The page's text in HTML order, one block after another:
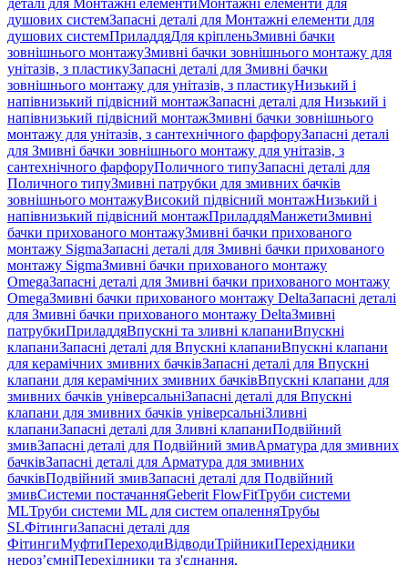
деталі для Монтажні елементиМонтажні елементи для
душових системЗапасні деталі для Монтажні елементи для
душових системПриладдяДля кріпленьЗмивні бачки
зовнішнього монтажуЗмивні бачки зовнішнього монтажу для
унітазів, з пластикуЗапасні деталі для Змивні бачки
зовнішнього монтажу для унітазів, з пластикуНизький і
напівнизький підвісний монтажЗапасні деталі для Низький і
напівнизький підвісний монтажЗмивні бачки зовнішнього
монтажу для унітазів, з сантехнічного фарфоруЗапасні деталі
для Змивні бачки зовнішнього монтажу для унітазів, з
сантехнічного фарфоруПоличного типуЗапасні деталі для
Поличного типуЗмивні патрубки для змивних бачків
зовнішнього монтажуВисокий підвісний монтажНизький і
напівнизький підвісний монтажПриладдяМанжетиЗмивні
бачки прихованого монтажуЗмивні бачки прихованого
монтажу SigmaЗапасні деталі для Змивні бачки прихованого
монтажу SigmaЗмивні бачки прихованого монтажу
OmegaЗапасні деталі для Змивні бачки прихованого монтажу
OmegaЗмивні бачки прихованого монтажу DeltaЗапасні деталі
для Змивні бачки прихованого монтажу DeltaЗмивні
патрубкиПриладдяВпускні та зливні клапаниВпускні
клапаниЗапасні деталі для Впускні клапаниВпускні клапани
для керамічних змивних бачківЗапасні деталі для Впускні
клапани для керамічних змивних бачківВпускні клапани для
змивних бачків універсальніЗапасні деталі для Впускні
клапани для змивних бачків універсальніЗливні
клапаниЗапасні деталі для Зливні клапаниПодвійний
змивЗапасні деталі для Подвійний змивАрматура для змивних
бачкiвЗапасні деталі для Арматура для змивних
бачкiвПодвійний змивЗапасні деталі для Подвійний
змивСистеми постачанняGeberit FlowFitТруби системи
MLТруби системи ML для систем опаленняТрубы
SLФітингиЗапасні деталі для
ФітингиМуфтиПереходиВідводиТрійникиПерехідники
нероз’ємніПерехідники та з'єднання,